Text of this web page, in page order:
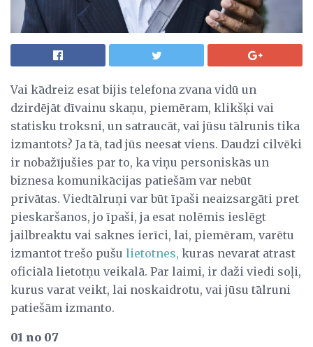
Vai kādreiz esat bijis telefona zvana vidū un
dzirdējāt dīvainu skaņu, piemēram, klikšķi vai
statisku troksni, un satraucāt, vai jūsu tālrunis tika
izmantots? Ja tā, tad jūs neesat viens. Daudzi cilvēki
ir nobažījušies par to, ka viņu personiskās un
biznesa komunikācijas patiešām var nebūt
privātas. Viedtālruņi var būt īpaši neaizsargāti pret
pieskaršanos, jo īpaši, ja esat nolēmis ieslēgt
jailbreaktu vai saknes ierīci, lai, piemēram, varētu
izmantot trešo pušu lietotnes, kuras nevarat atrast
oficiālā lietotņu veikalā. Par laimi, ir daži viedi soļi,
kurus varat veikt, lai noskaidrotu, vai jūsu tālruni
patiešām izmanto.
01 no 07